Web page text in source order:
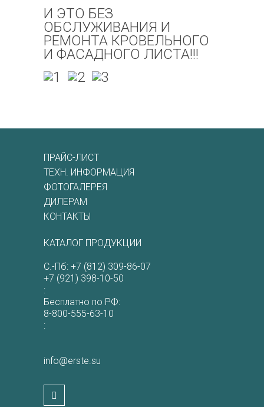
И ЭТО БЕЗ
ОБСЛУЖИВАНИЯ И
РЕМОНТА КРОВЕЛЬНОГО
И ФАСАДНОГО ЛИСТА!!!
ПРАЙС-ЛИСТ
ТЕХН. ИНФОРМАЦИЯ
ФОТОГАЛЕРЕЯ
ДИЛЕРАМ
КОНТАКТЫ
КАТАЛОГ ПРОДУКЦИИ
С.-Пб: +7 (812) 309-86-07
+7 (921) 398-10-50
:
Бесплатно по РФ:
8-800-555-63-10
:
info@erste.su